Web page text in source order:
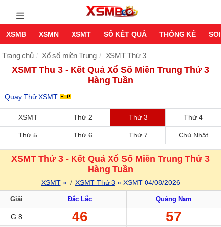
XSMB XSMN XSMT SỔ KẾT QUẢ THỐNG KÊ
Trang chủ Xổ số miền Trung XSMT Thứ 3
XSMT Thu 3 - Kết Quả Xổ Số Miền Trung Thứ 3
Hàng Tuần
Quay Thử XSMT
XSMT Thứ 2 Thứ 3 Thứ 4
Thứ 5 Thứ 6 Thứ 7 Chủ Nhật
XSMT Thứ 3 - Kết Quả Xổ Số Miền Trung Thứ 3
Hàng Tuần
XSMT» XSMT Thứ 3 » XSMT 04/08/2026
Giải Đắc Lắc Quảng Nam
G.8 46 57